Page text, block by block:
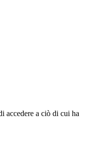
accedere a ciò di cui ha